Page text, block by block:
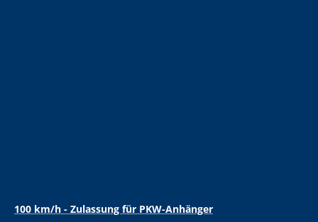
100 km/h - Zulassung für PKW-Anhänger